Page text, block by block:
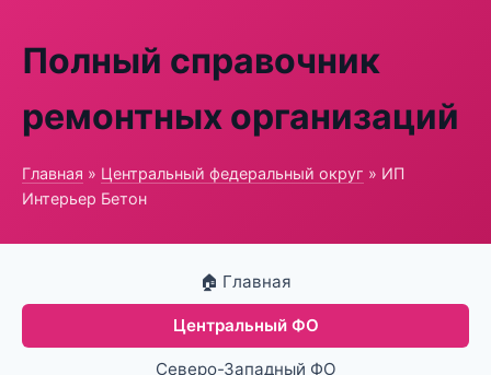
Полный справочник
ремонтных организаций
Главная » Центральный федеральный округ » ИП
Интерьер Бетон
🏠 Главная
Центральный ФО
Северо-Западный ФО